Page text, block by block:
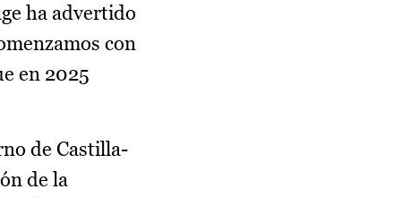
ha advertido
con
en 2025
de Castilla-
de la